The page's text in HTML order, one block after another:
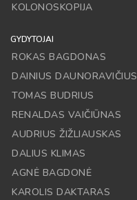
KOLONOSKOPIJA
GYDYTOJAI
ROKAS BAGDONAS
DAINIUS DAUNORAVIČIUS
TOMAS BUDRIUS
RENALDAS VAIČIŪNAS
AUDRIUS ŽIŽLIAUSKAS
DALIUS KLIMAS
AGNĖ BAGDONĖ
KAROLIS DAKTARAS